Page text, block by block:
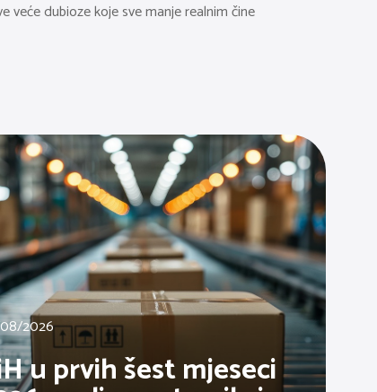
veće dubioze koje sve manje realnim čine
2026
u prvih šest mjeseci